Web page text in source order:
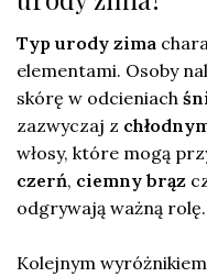
Typ urody zima
elementami. Osoby
skórę w odcieniach
zazwyczaj z
włosy, które mogą
czerń, ciemny brąz
odgrywają ważną rolę.
Kolejnym